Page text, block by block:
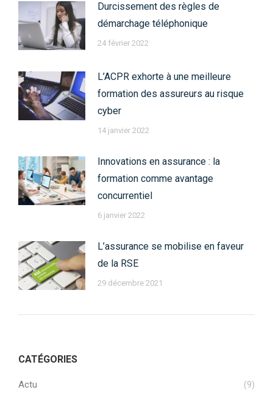
Durcissement des règles de
démarchage téléphonique
24 février 2022
L’ACPR exhorte à une meilleure
formation des assureurs au risque
cyber
14 janvier 2022
Innovations en assurance : la
formation comme avantage
concurrentiel
6 janvier 2022
L’assurance se mobilise en faveur
de la RSE
29 décembre 2021
CATÉGORIES
Actu
(9)